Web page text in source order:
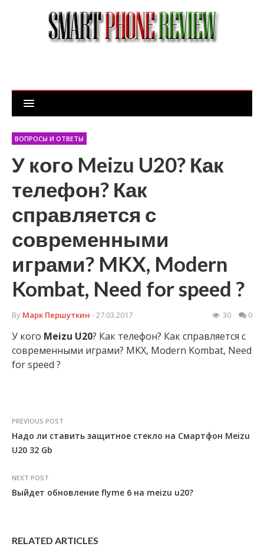
ВОПРОСЫ И ОТВЕТЫ
У кого Meizu U20? Как
телефон? Как
справляется с
современными
играми? MKX, Modern
Kombat, Need for speed ?
By Марк Першуткин - 27.03.2017 30 0
У кого Meizu U20? Как телефон? Как справляется с
современными играми? MKX, Modern Kombat, Need
for speed ?
PREVIOUS POST
Надо ли ставить защитное стекло на Смартфон Meizu
U20 32 Gb
NEXT POST
Выйдет обновление flyme 6 на meizu u20?
RELATED ARTICLES